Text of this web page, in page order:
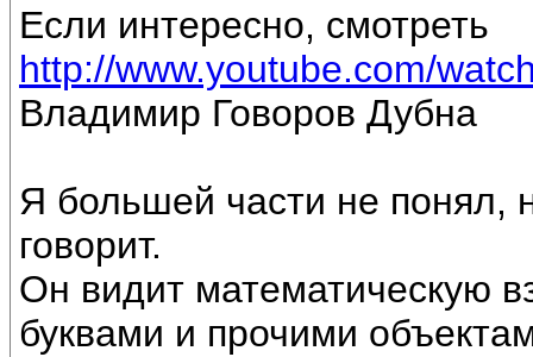
Если интересно, смотреть
http://www.youtube.com/
Владимир Говоров Дубна
Я большей части не понял,
говорит.
Он видит математическую
буквами и прочими